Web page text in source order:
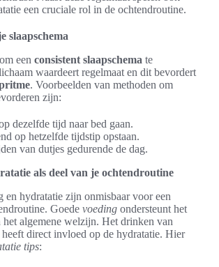
een cruciale rol in de ochtendroutine.
slaapschema
een consistent slaapschema te
waardeert regelmaat en dit bevordert
. Voorbeelden van methoden om
zijn:
dezelfde tijd naar bed gaan.
op hetzelfde tijdstip opstaan.
van dutjes gedurende de dag.
als deel van je ochtendroutine
en hydratatie zijn onmisbaar voor een
Goede voeding ondersteunt het
het algemene welzijn. Het drinken van
direct invloed op de hydratatie. Hier
tips: